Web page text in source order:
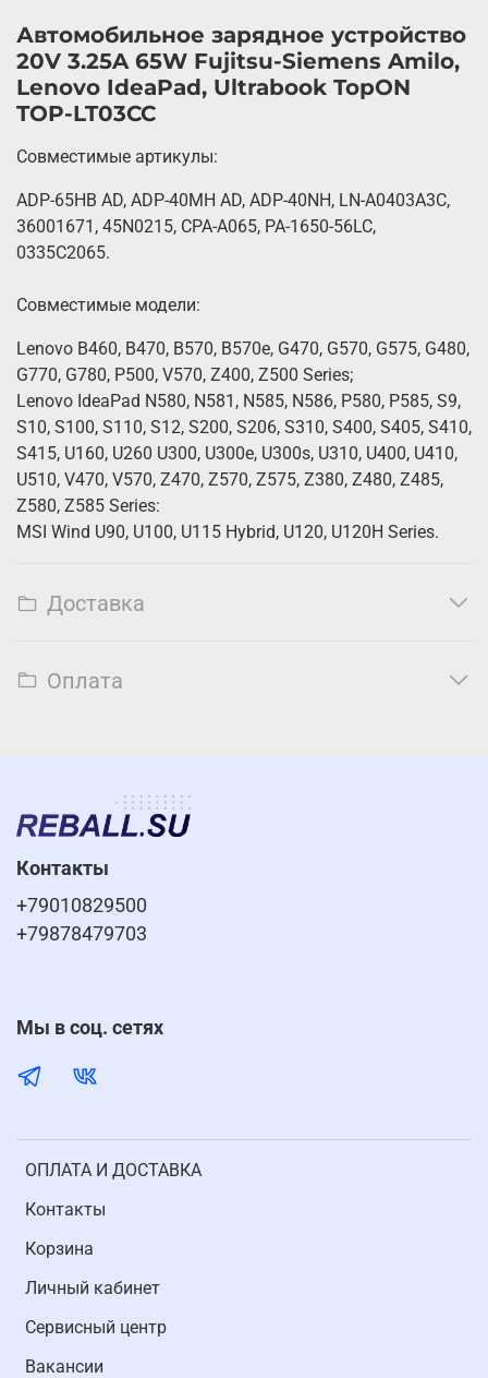
Автомобильное зарядное устройство
20V 3.25A 65W Fujitsu-Siemens Amilo,
Lenovo IdeaPad, Ultrabook TopON
TOP-LT03CC
Совместимые артикулы:
ADP-65HB AD, ADP-40MH AD, ADP-40NH, LN-A0403A3C,
36001671, 45N0215, CPA-A065, PA-1650-56LC,
0335C2065.
Совместимые модели:
Lenovo B460, B470, B570, B570e, G470, G570, G575, G480,
G770, G780, P500, V570, Z400, Z500 Series;
Lenovo IdeaPad N580, N581, N585, N586, P580, P585, S9,
S10, S100, S110, S12, S200, S206, S310, S400, S405, S410,
S415, U160, U260 U300, U300e, U300s, U310, U400, U410,
U510, V470, V570, Z470, Z570, Z575, Z380, Z480, Z485,
Z580, Z585 Series:
MSI Wind U90, U100, U115 Hybrid, U120, U120H Series.
Доставка
Оплата
ОПЛАТА И ДОСТАВКА
Контакты
Корзина
Личный кабинет
Cервисный центр
Вакансии
Контакты
+79010829500
+79878479703
Мы в соц. сетях